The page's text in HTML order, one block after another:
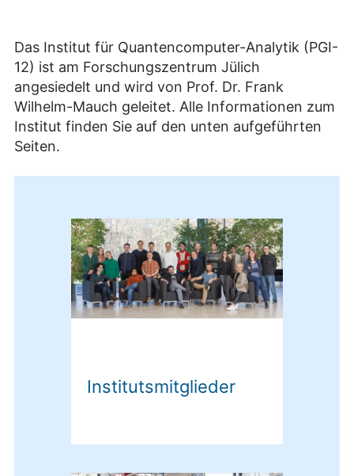
Das Institut für Quantencomputer-Analytik (PGI-
12) ist am Forschungszentrum Jülich
angesiedelt und wird von Prof. Dr. Frank
Wilhelm-Mauch geleitet. Alle Informationen zum
Institut finden Sie auf den unten aufgeführten
Seiten.
Institutsmitglieder